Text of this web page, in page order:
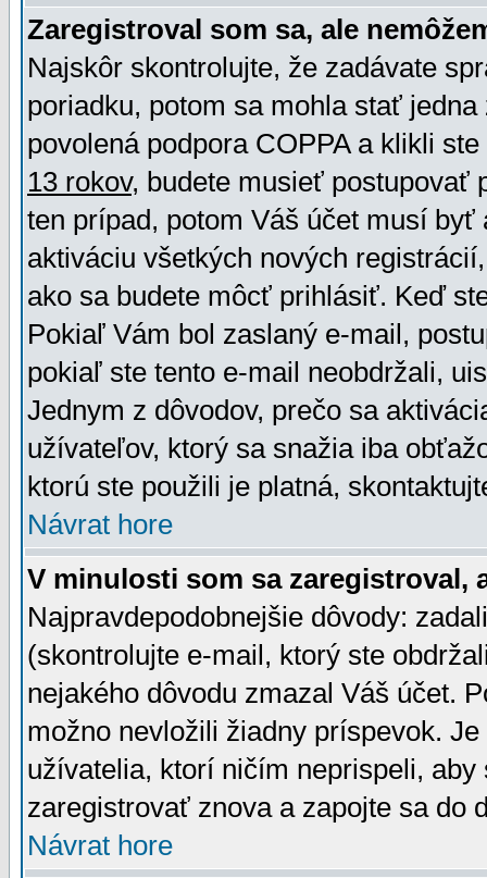
Zaregistroval som sa, ale
Najskôr skontrolujte, že zadávate
poriadku, potom sa mohla stať
povolená podpora COPPA a klikli
13 rokov, budete musieť postupovať
ten prípad, potom Váš účet musí
aktiváciu všetkých nových
ako sa budete môcť prihlásiť. Keď
Pokiaľ Vám bol zaslaný e-mail,
pokiaľ ste tento e-mail neobdržali,
Jednym z dôvodov, prečo sa
užívateľov, ktorý sa snažia iba
ktorú ste použili je platná,
Návrat hore
V minulosti som sa zaregistroval,
Najpravdepodobnejšie dôvody:
(skontrolujte e-mail, ktorý ste
nejakého dôvodu zmazal Váš účet.
možno nevložili žiadny príspevok.
užívatelia, ktorí ničím neprispeli,
zaregistrovať znova a zapojte sa do
Návrat hore